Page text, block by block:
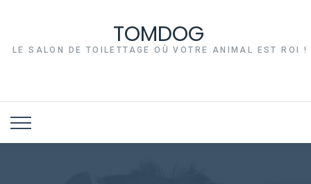
TOMDOG
LE SALON DE TOILETTAGE OÙ VOTRE ANIMAL EST ROI !